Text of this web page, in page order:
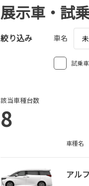
展示車・試
絞り込み 車名
試乗
該当車種台数
8
車種名
アル